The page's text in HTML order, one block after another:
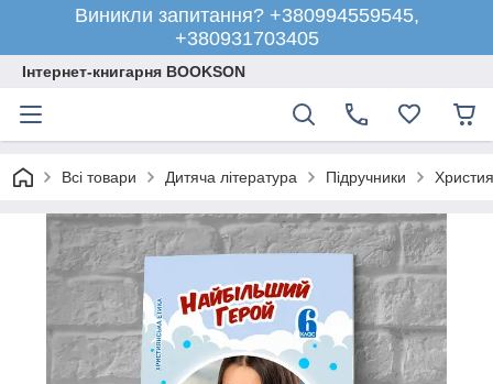
Виникли запитання? +380994559545,
+380931703405
Інтернет-книгарня BOOKSON
Всі товари Дитяча література Підручники